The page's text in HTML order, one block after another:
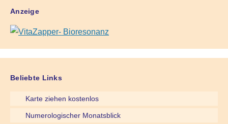
Anzeige
Beliebte Links
Karte ziehen kostenlos
Numerologischer Monatsblick